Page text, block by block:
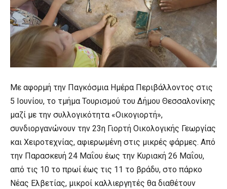
Με αφορμή την Παγκόσμια Ημέρα Περιβάλλοντος στις
5 Ιουνίου, το τμήμα Τουρισμού του Δήμου Θεσσαλονίκης
μαζί με την συλλογικότητα «Οικογιορτή»,
συνδιοργανώνουν την 23η Γιορτή Οικολογικής Γεωργίας
και Χειροτεχνίας, αφιερωμένη στις μικρές φάρμες. Από
την Παρασκευή 24 Μαΐου έως την Κυριακή 26 Μαΐου,
από τις 10 το πρωί έως τις 11 το βράδυ, στο πάρκο
Νέας Ελβετίας, μικροί καλλιεργητές θα διαθέτουν